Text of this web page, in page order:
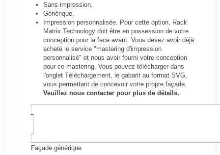
Sans impression.
Générique.
Impression personnalisée.
Pour cette option, Rack
Matrix Technology doit être en possession de votre
conception pour la face avant. Vous devez avoir déjà
acheté le service "mastering d'impression
personnalisé" et nous avoir fourni votre conception
pour ce mastering. Vous pouvez télécharger dans
l'onglet Téléchargement, le gabarit au format SVG,
vous permettant de concevoir votre propre façade.
Veuillez nous contacter pour plus de détails.
Façade générique